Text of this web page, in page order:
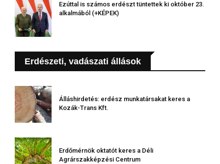
Ezúttal is számos erdészt tüntettek ki október 23.
alkalmából (+KÉPEK)
Erdészeti, vadászati állások
Álláshirdetés: erdész munkatársakat keres a
Kozák-Trans Kft.
Erdőmérnök oktatót keres a Déli
Agrárszakképzési Centrum